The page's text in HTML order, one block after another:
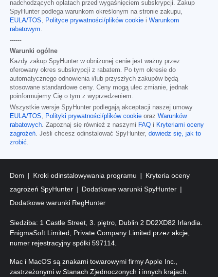
nadchodzących opłatach przed wygaśnięciem subskrypcji. Zakup
SpyHunter podlega warunkom określonym na stronie zakupu,
EULA/TOS, Polityce prywatności/plików cookie i Warunkom
rabatowym.
------
Warunki ogólne
Każdy zakup SpyHunter w obniżonej cenie jest ważny przez
oferowany okres subskrypcji z rabatem. Po tym okresie do
automatycznego odnowienia i/lub przyszłych zakupów będą
stosowane standardowe ceny. Ceny mogą ulec zmianie, jednak
poinformujemy Cię o tym z wyprzedzeniem.
Wszystkie wersje SpyHunter podlegają akceptacji naszej umowy
EULA/TOS, Polityki prywatności/plików cookie oraz Warunków
rabatowych. Zapoznaj się również z naszymi FAQ i Kryteriami oceny
zagrożeń. Jeśli chcesz odinstalować SpyHunter, dowiedz się, jak to
zrobić.
Dom Kroki odinstalowywania programu
Kryteria oceny
zagrożeń SpyHunter
Dodatkowe warunki SpyHunter
Dodatkowe warunki RegHunter
Siedziba: 1 Castle Street, 3. piętro, Dublin 2 D02XD82 Irlandia.
EnigmaSoft Limited, Private Company Limited przez akcje,
numer rejestracyjny spółki 597114.
Mac i MacOS są znakami towarowymi firmy Apple Inc.,
zastrzeżonymi w Stanach Zjednoczonych i innych krajach.